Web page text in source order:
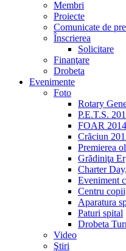
Membri
Proiecte
Comunicate de
Înscrierea
Solicitare
Finanţare
Drobeta
Evenimente
Foto
Rotary
P.E.T.S.
FOAR 2014
Crăciun
Premierea
Grădiniţa
Charter
Eveniment
Centru
Aparatura
Paturi spital
Drobeta
Video
Ştiri